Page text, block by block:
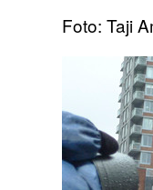
Foto: Taji